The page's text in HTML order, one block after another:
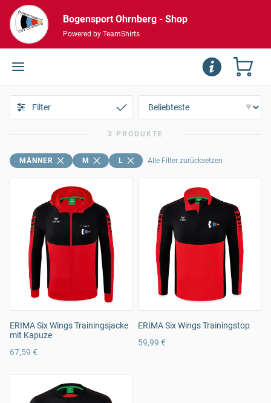
Bogensport Ohrnberg - Shop
Powered by TeamShirts
Filter
3 PRODUKTE
MÄNNER M L Alle Filter zurücksetzen
ERIMA Six Wings Trainingsjacke
mit Kapuze
67,59 €
ERIMA Six Wings Trainingstop
59,99 €